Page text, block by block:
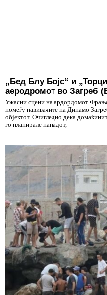
„Бед Блу Бојс“ и
аеродромот во Загреб
Ужасни сцени на ардордомот
помеѓу навивачите на Динамо
објектот. Очигледно дека
го планирале нападот,